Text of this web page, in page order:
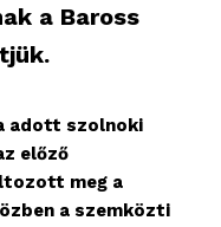
a Baross
adott szolnoki
előző
meg a
a szemközti